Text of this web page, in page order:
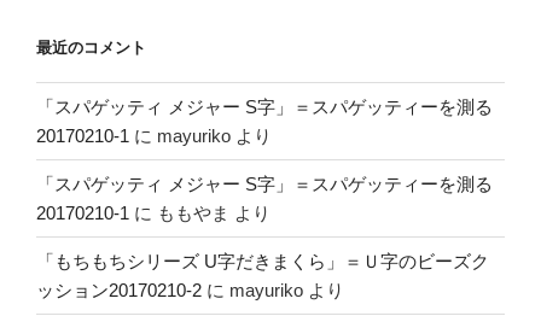
最近のコメント
「スパゲッティ メジャー S字」＝スパゲッティーを測る
20170210-1 に mayuriko より
「スパゲッティ メジャー S字」＝スパゲッティーを測る
20170210-1 に ももやま より
「もちもちシリーズ U字だきまくら」＝Ｕ字のビーズク
ッション20170210-2 に mayuriko より